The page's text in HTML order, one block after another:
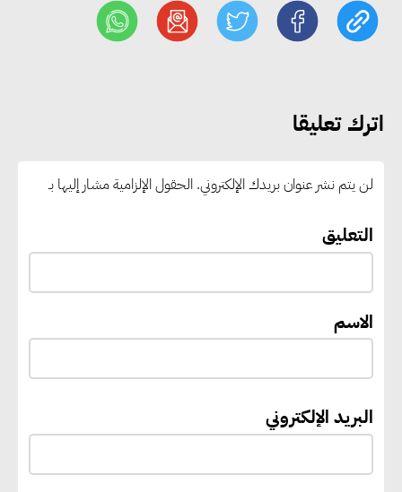
اترك تعليقا
لن يتم نشر عنوان بريدك الإلكتروني. الحقول الإلزامية مشار إليها بـ
التعليق
الاسم
البريد الإلكتروني
الصين تعزيز الشراكات الصناعية
وجذب استثمارات جديدة إلى مصر
الانتظار حتى نهاية المرحلة
رئيس الوزراء يستقبل المدير العام
يعمل على تطوير موقعه الإلكتروني
حوكمة ملف الإعاقة في مصر